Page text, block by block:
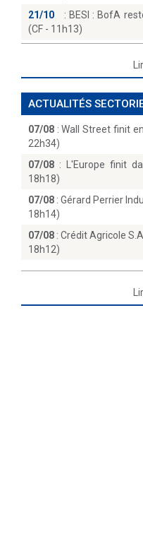
21/10
: BESI : BofA
(CF - 11h13)
ACTUALITÉS
07/08 :Wall Street finit
22h34)
07/08 :
L'Europe finit
18h18)
07/08 :Gérard Perrier
18h14)
07/08 : Crédit Agricole
18h12)